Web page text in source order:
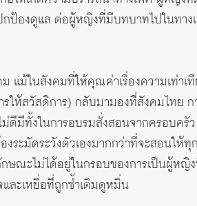
ป้องดูแล ต่อผู้หญิงที่มีบทบาทไปในทา
แม้ในสังคมที่ให้คุณค่าเรื่องความเท่า
รให้สวัสดิการ) กลับมามองที่สังคมไทย
มีทั้งในการอบรมสั่งสอนจากครอบครั
ระมัดระวังตัวเองมากกว่าที่จะสอนให้
ษณะไม่ได้อยู่ในกรอบของการเป็นผู้หญิ
และเหยื่อที่ถูกซ้ำเติมดูหมิ่น